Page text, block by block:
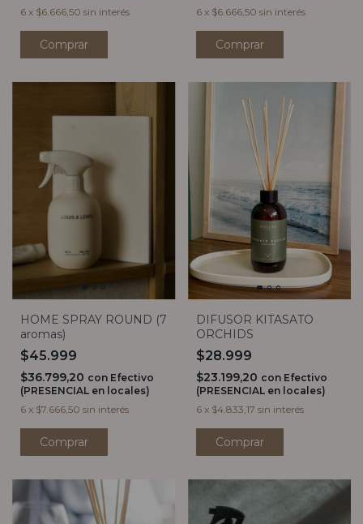
6 x $6.666,50 sin interés
6 x $6.666,50 sin interés
HOME SPRAY ROUND (7
aromas)
$45.999
$36.799,20 con Efectivo
(PRESENCIAL en locales)
6 x $7.666,50 sin interés
Comprar
DIFUSOR KITASATO
ORCHIDS
$28.999
$23.199,20 con Efectivo
(PRESENCIAL en locales)
6 x $4.833,17 sin interés